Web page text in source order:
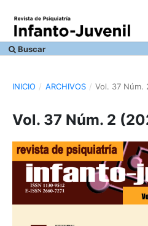
Buscar
INICIO / ARCHIVOS / Vol. 37 Núm.
Vol. 37 Núm. 2